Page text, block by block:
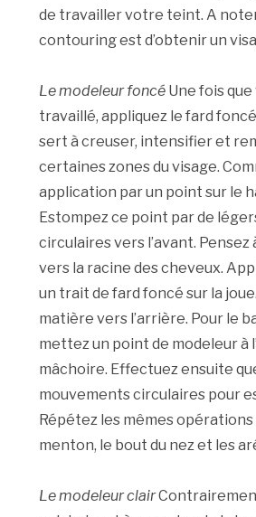
de travailler votre teint. A
contouring est d’obtenir un
Le modeleur foncé Une fois
travaillé, appliquez le fard
sert à creuser, intensifier et
certaines zones du visage.
application par un point sur le
Estompez ce point par de
circulaires vers l’avant. Pensez
vers la racine des cheveux.
un trait de fard foncé sur la
matière vers l’arrière. Pour le
mettez un point de modeleur à
mâchoire. Effectuez ensuite
mouvements circulaires pour
Répétez les mêmes opérations
menton, le bout du nez et les
Le modeleur clair